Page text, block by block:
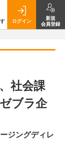
ログイン
新規
会員登録
社会課
ブラ企
ジングディレ